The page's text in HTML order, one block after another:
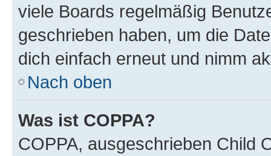
viele Boards regelmäßig
geschrieben haben, um die
dich einfach erneut und nimm
Nach oben
Was ist COPPA?
COPPA, ausgeschrieben Child